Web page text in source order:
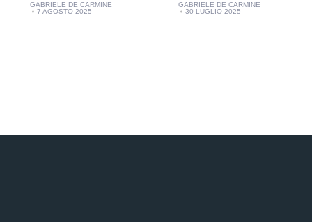
GABRIELE DE CARMINE
7 AGOSTO 2025
GABRIELE DE CARMINE
30 LUGLIO 2025